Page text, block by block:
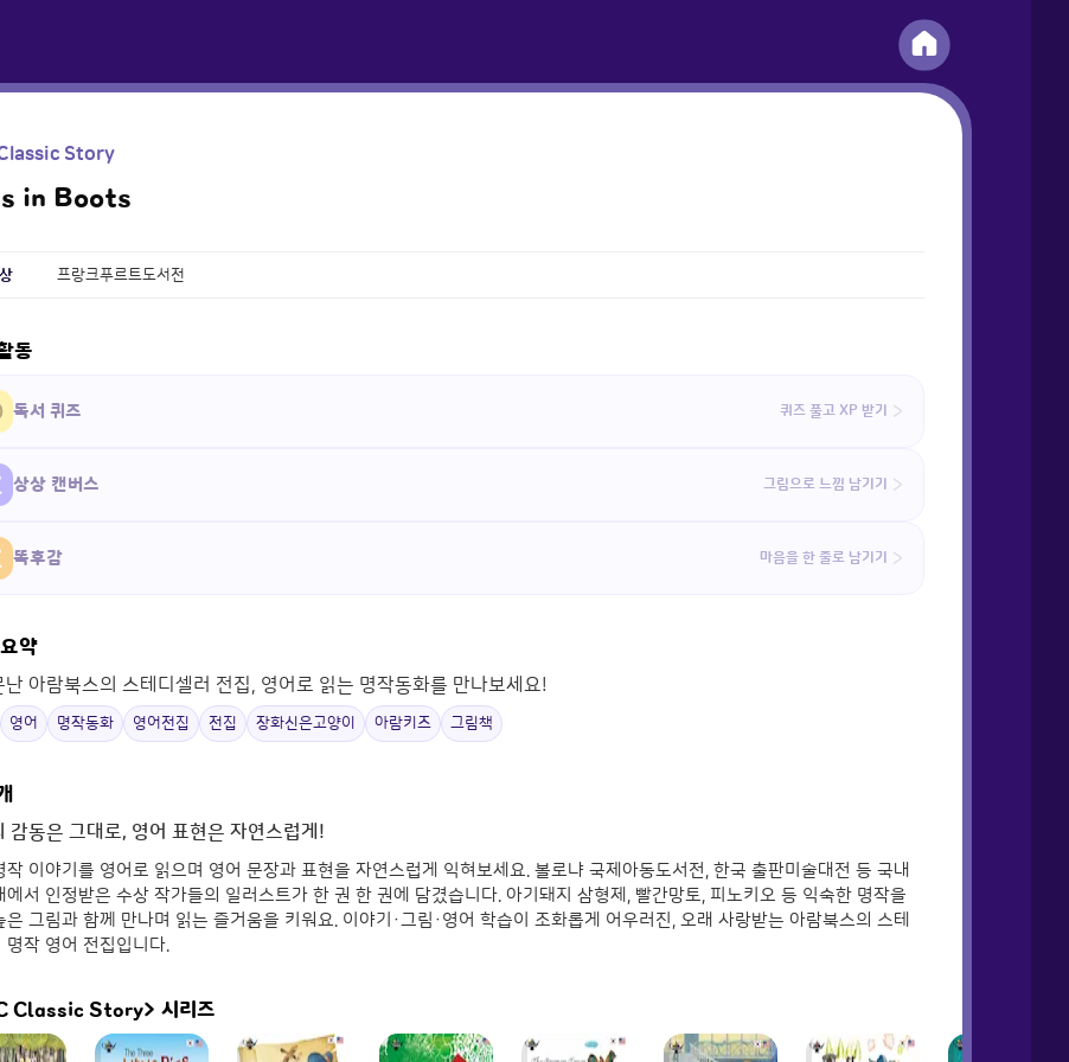
Story
in Boots
프랑크푸르트도서전
동
독서 퀴즈 퀴즈 풀고 XP 받기
상상 캔버스 그림으로 느낌 남기기
똑후감 마음을 한 줄로 남기기
약
난 아람북스의 스테디셀러 전집, 영어로 읽는 명작동화를 만나보세요!
영어 명작동화 영어전집 전집 장화신은고양이 아람키즈 그림책
감동은 그대로, 영어 표현은 자연스럽게!
작 이야기를 영어로 읽으며 영어 문장과 표현을 자연스럽게 익혀보세요. 볼로냐 국제아동도서전, 한국 출판미술대전 등 국내
에서 인정받은 수상 작가들의 일러스트가 한 권 한 권에 담겼습니다. 아기돼지 삼형제, 빨간망토, 피노키오 등 익숙한 명작을
은 그림과 함께 만나며 읽는 즐거움을 키워요. 이야기·그림·영어 학습이 조화롭게 어우러진, 오래 사랑받는 아람북스의 스테
명작 영어 전집입니다.
Classic Story> 시리즈